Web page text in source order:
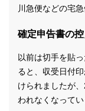
川急便などの宅
確定申告書の
以前は切手を貼
ると、収受日付
けられましたが
われなくなってい